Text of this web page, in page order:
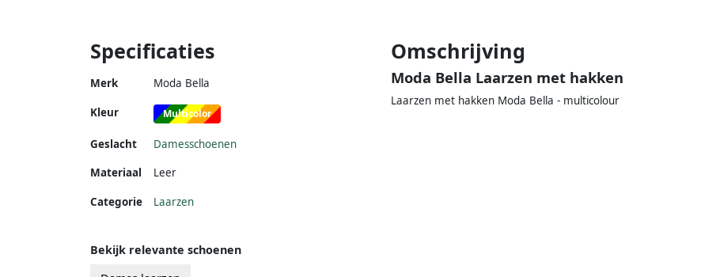
Specificaties
Merk Moda Bella
Kleur Multicolor
Geslacht
Damesschoenen
Materiaal
Leer
Categorie Laarzen
Omschrijving
Moda Bella Laarzen met hakken
Laarzen met hakken Moda Bella - multicolour
Bekijk relevante schoenen